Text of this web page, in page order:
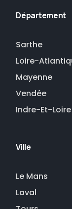
Département
Sarthe
Loire-
Mayenne
Vendée
Indre-Et-Loire
Ville
Le Mans
Laval